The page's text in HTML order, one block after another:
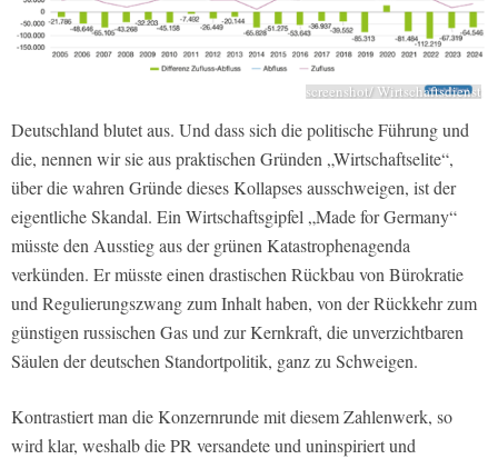
screenshot/ Wirtschaftsdienst
Deutschland blutet aus. Und dass sich die politische Führung und
die, nennen wir sie aus praktischen Gründen „Wirtschaftselite“,
über die wahren Gründe dieses Kollapses ausschweigen, ist der
eigentliche Skandal. Ein Wirtschaftsgipfel „Made for Germany“
müsste den Ausstieg aus der grünen Katastrophenagenda
verkünden. Er müsste einen drastischen Rückbau von Bürokratie
und Regulierungszwang zum Inhalt haben, von der Rückkehr zum
günstigen russischen Gas und zur Kernkraft, die unverzichtbaren
Säulen der deutschen Standortpolitik, ganz zu Schweigen.
Kontrastiert man die Konzernrunde mit diesem Zahlenwerk, so
wird klar, weshalb die PR versandete und uninspiriert und